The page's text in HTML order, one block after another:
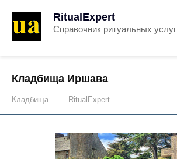
RitualExpert
Справочник ритуальных услуг
Кладбища Иршава
Кладбища RitualExpert